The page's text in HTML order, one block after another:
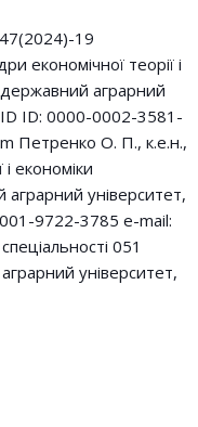
19
економічної теорії і
аграрний
ID: 0000-0002-3581-
Петренко О. П., к.е.н.,
економіки
університет,
9722-3785 e-mail:
051
університет,